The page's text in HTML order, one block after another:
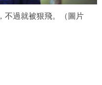
不過就被狠飛。（圖片